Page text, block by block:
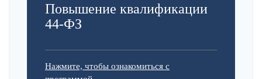
Повышение квалификации
44-ФЗ
Нажмите, чтобы ознакомиться с